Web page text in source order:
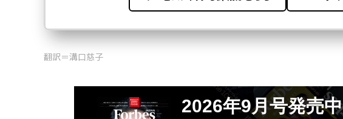
翻訳＝溝口慈子
2026年9月号発売中